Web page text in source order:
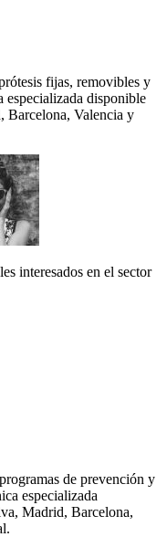
fijas, removibles y
especializada disponible
Barcelona, Valencia y
interesados en el sector
de prevención y
especializada
Madrid, Barcelona,